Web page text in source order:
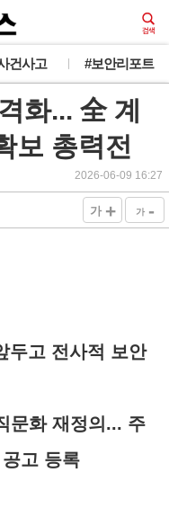
건사고 #보안리포트
화... 全 계
보 총력전
2026-06-09 16:27
가 + 가 -
두고 전사적 보안
문화 재정의... 주
고 등록